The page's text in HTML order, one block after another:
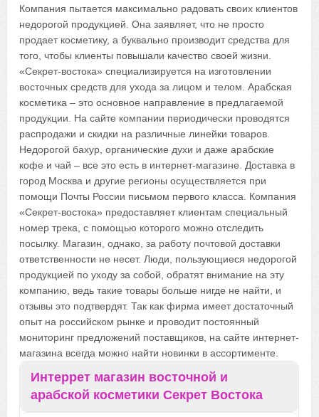
Компания пытается максимально радовать своих клиентов
недорогой продукцией. Она заявляет, что не просто
продает косметику, а буквально производит средства для
того, чтобы клиенты повышали качество своей жизни.
«Секрет-востока» специализируется на изготовлении
восточных средств для ухода за лицом и телом. Арабская
косметика – это основное направление в предлагаемой
продукции. На сайте компании периодически проводятся
распродажи и скидки на различные линейки товаров.
Недорогой бахур, органические духи и даже арабские
кофе и чай – все это есть в интернет-магазине. Доставка в
город Москва и другие регионы осуществляется при
помощи Почты России письмом первого класса. Компания
«Секрет-востока» предоставляет клиентам специальный
номер трека, с помощью которого можно отследить
посылку. Магазин, однако, за работу почтовой доставки
ответственности не несет. Люди, пользующиеся недорогой
продукцией по уходу за собой, обратят внимание на эту
компанию, ведь такие товары больше нигде не найти, и
отзывы это подтвердят. Так как фирма имеет достаточный
опыт на российском рынке и проводит постоянный
мониторинг предложений поставщиков, на сайте интернет-
магазина всегда можно найти новинки в ассортименте.
Интеррет магазин восточной и
арабской косметики Секрет Востока